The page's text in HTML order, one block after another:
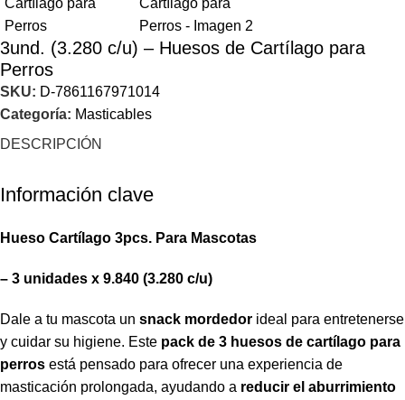
3und. (3.280 c/u) – Huesos de Cartílago para
Perros
SKU: D-7861167971014
Categoría: Masticables
DESCRIPCIÓN
Información clave
Hueso Cartílago 3pcs. Para Mascotas
– 3 unidades x 9.840 (3.280 c/u)
Dale a tu mascota un snack mordedor ideal para entretenerse
y cuidar su higiene. Este pack de 3 huesos de cartílago para
perros está pensado para ofrecer una experiencia de
masticación prolongada, ayudando a reducir el aburrimiento